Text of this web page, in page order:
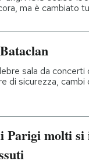
ma è cambiato
sala da concerti
di sicurezza, cambi
Parigi molti si